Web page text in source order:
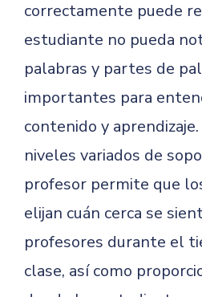
correctamente puede
estudiante no pueda
palabras y partes de
importantes para
contenido y
niveles variados de
profesor permite que
elijan cuán cerca se
profesores durante el
clase, así como